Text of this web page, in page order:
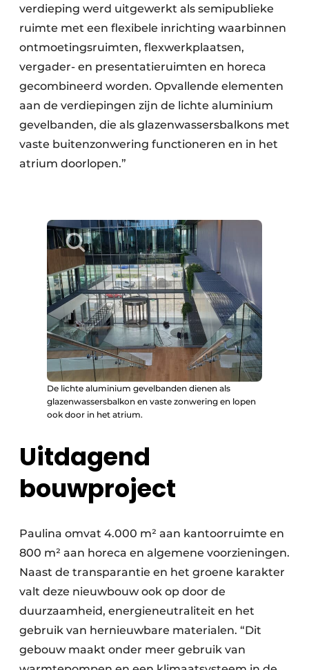
verdieping werd uitgewerkt als semipublieke
ruimte met een flexibele inrichting waarbinnen
ontmoetingsruimten, flexwerkplaatsen,
vergader- en presentatieruimten en horeca
gecombineerd worden. Opvallende elementen
aan de verdiepingen zijn de lichte aluminium
gevelbanden, die als glazenwassersbalkons met
vaste buitenzonwering functioneren en in het
atrium doorlopen.”
De lichte aluminium gevelbanden dienen als
glazenwassersbalkon en vaste zonwering en lopen
ook door in het atrium.
Uitdagend
bouwproject
Paulina omvat 4.000 m² aan kantoorruimte en
800 m² aan horeca en algemene voorzieningen.
Naast de transparantie en het groene karakter
valt deze nieuwbouw ook op door de
duurzaamheid, energieneutraliteit en het
gebruik van hernieuwbare materialen. “Dit
gebouw maakt onder meer gebruik van